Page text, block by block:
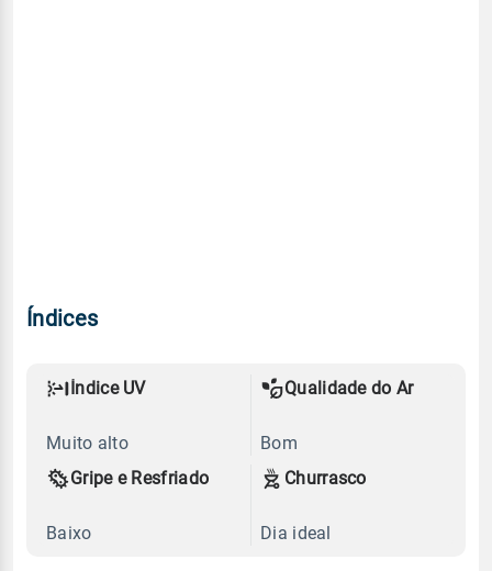
Índices
Índice UV
Muito alto
Qualidade do Ar
Bom
Gripe e Resfriado
Baixo
Churrasco
Dia ideal